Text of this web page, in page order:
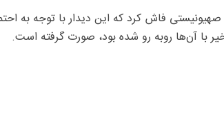
رژیم صهیونیستی فاش کرد که این دیدار با توجه
با آن‌ها روبه رو شده بود، صورت گرفته است.